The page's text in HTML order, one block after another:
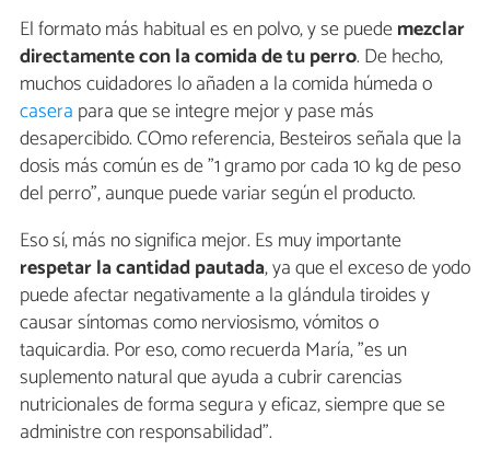
El formato más habitual es en polvo, y se puedemezclar
directamente con la comida de tu perro. De hecho,
muchos cuidadores lo añaden a la comida húmeda o
casera para que se integre mejor y pase más
desapercibido. COmo referencia, Besteiros señala que la
dosis más común es de "1 gramo por cada 10 kg de peso
del perro", aunque puede variar según el producto.
Eso sí, más no significa mejor. Es muy importante
respetar la cantidad pautada, ya que el exceso de yodo
puede afectar negativamente a la glándula tiroides y
causar síntomas como nerviosismo, vómitos o
taquicardia. Por eso, como recuerda María, "es un
suplemento natural que ayuda a cubrir carencias
nutricionales de forma segura y eficaz, siempre que se
administre con responsabilidad".